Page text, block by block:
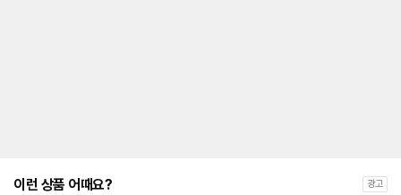
이런 상품 어때요? 광고